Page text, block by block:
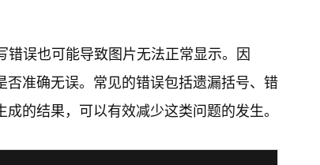
误也可能导致图片无法正常显示。因
准确无误。常见的错误包括遗漏括号、错
的结果，可以有效减少这类问题的发生。